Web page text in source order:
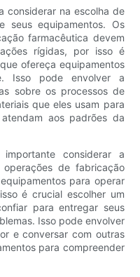
considerar na escolha de
seus equipamentos. Os
farmacêutica devem
rígidas, por isso é
ofereça equipamentos
Isso pode envolver a
sobre os processos de
que eles usam para
aos padrões da
considerar a
de fabricação
para operar
é crucial escolher um
para entregar seus
Isso pode envolver
e conversar com outras
para compreender